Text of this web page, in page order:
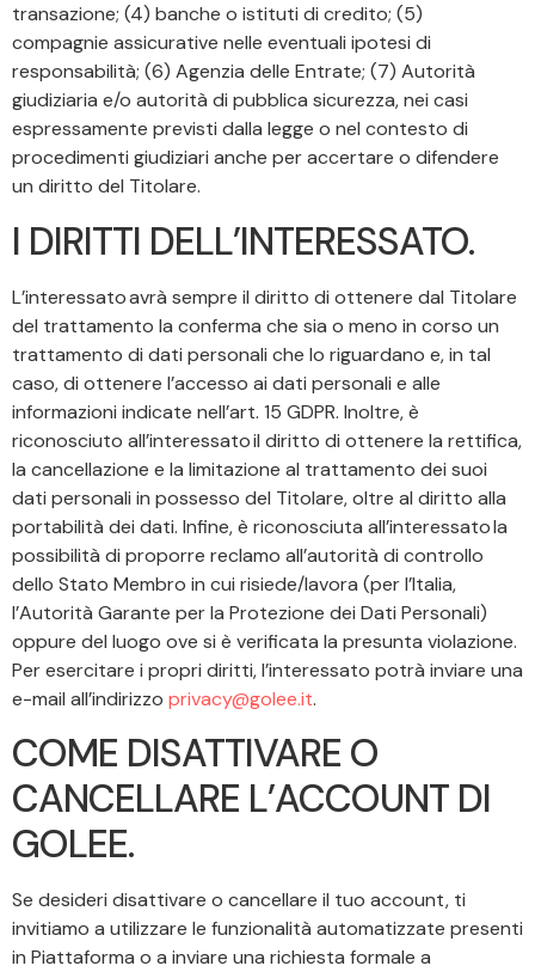
transazione; (4) banche o istituti di credito; (5)
compagnie assicurative nelle eventuali ipotesi di
responsabilità; (6) Agenzia delle Entrate; (7) Autorità
giudiziaria e/o autorità di pubblica sicurezza, nei casi
espressamente previsti dalla legge o nel contesto di
procedimenti giudiziari anche per accertare o difendere
un diritto del Titolare.
I DIRITTI DELL’INTERESSATO.
L’interessato avrà sempre il diritto di ottenere dal Titolare
del trattamento la conferma che sia o meno in corso un
trattamento di dati personali che lo riguardano e, in tal
caso, di ottenere l’accesso ai dati personali e alle
informazioni indicate nell’art. 15 GDPR. Inoltre, è
riconosciuto all’interessato il diritto di ottenere la rettifica,
la cancellazione e la limitazione al trattamento dei suoi
dati personali in possesso del Titolare, oltre al diritto alla
portabilità dei dati. Infine, è riconosciuta all’interessato la
possibilità di proporre reclamo all’autorità di controllo
dello Stato Membro in cui risiede/lavora (per l’Italia,
l’Autorità Garante per la Protezione dei Dati Personali)
oppure del luogo ove si è verificata la presunta violazione.
Per esercitare i propri diritti, l’interessato potrà inviare una
e-mail all’indirizzo privacy@golee.it.
COME DISATTIVARE O
CANCELLARE L’ACCOUNT DI
GOLEE.
Se desideri disattivare o cancellare il tuo account, ti
invitiamo a utilizzare le funzionalità automatizzate presenti
in Piattaforma o a inviare una richiesta formale a